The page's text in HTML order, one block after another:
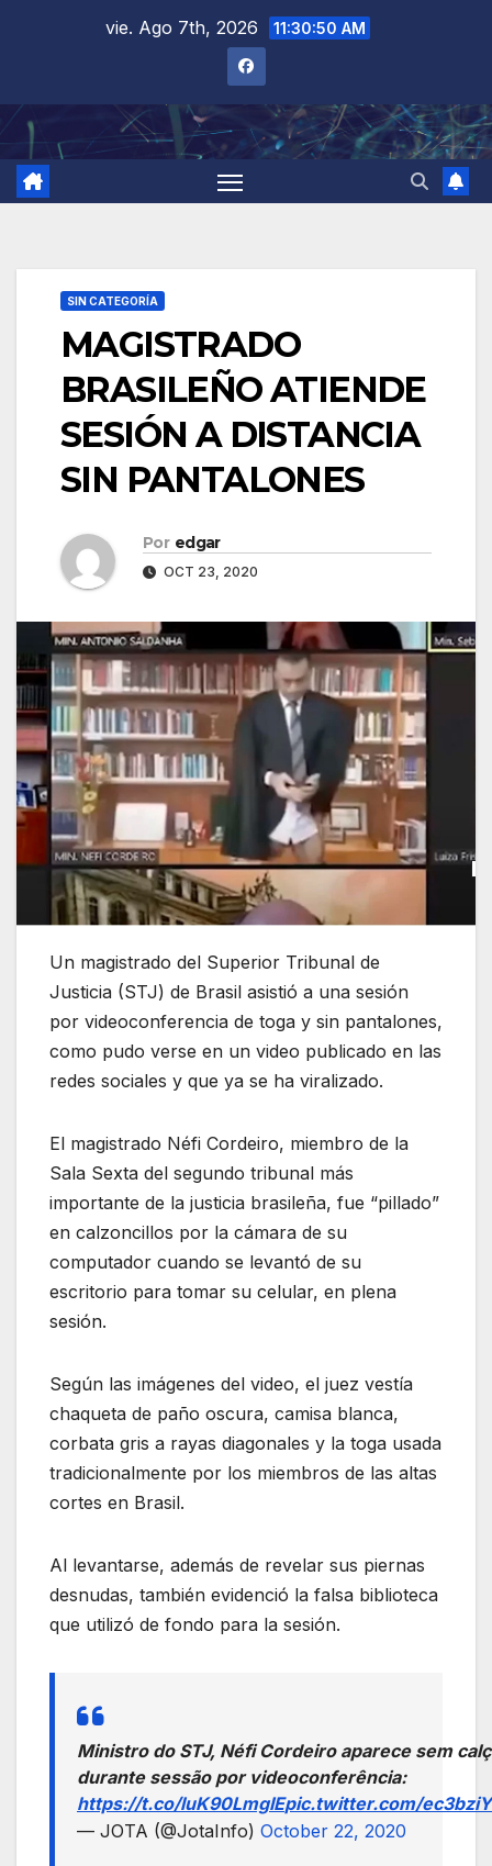
vie. Ago 7th, 2026 11:30:51 AM
SIN CATEGORÍA
MAGISTRADO
BRASILEÑO ATIENDE
SESIÓN A DISTANCIA
SIN PANTALONES
Por edgar
OCT 23, 2020
Un magistrado del Superior Tribunal de
Justicia (STJ) de Brasil asistió a una sesión
por videoconferencia de toga y sin pantalones,
como pudo verse en un video publicado en las
redes sociales y que ya se ha viralizado.
El magistrado Néfi Cordeiro, miembro de la
Sala Sexta del segundo tribunal más
importante de la justicia brasileña, fue “pillado”
en calzoncillos por la cámara de su
computador cuando se levantó de su
escritorio para tomar su celular, en plena
sesión.
Según las imágenes del video, el juez vestía
chaqueta de paño oscura, camisa blanca,
corbata gris a rayas diagonales y la toga usada
tradicionalmente por los miembros de las altas
cortes en Brasil.
Al levantarse, además de revelar sus piernas
desnudas, también evidenció la falsa biblioteca
que utilizó de fondo para la sesión.
Ministro do STJ, Néfi Cordeiro aparece sem
durante sessão por videoconferência:
https://t.co/luK90LmgIEpic.twitter.com/
— JOTA (@JotaInfo) October 22, 2020